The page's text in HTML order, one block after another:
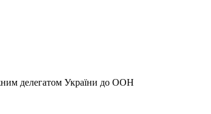
делегатом України до ООН